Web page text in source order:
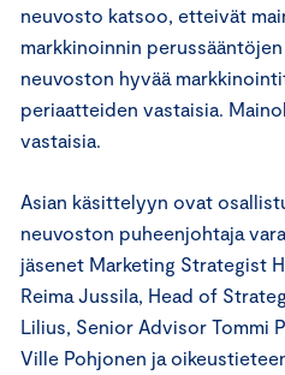
neuvosto katsoo, etteivät
markkinoinnin
neuvoston hyvää
periaatteiden vastaisia.
vastaisia.
Asian käsittelyyn ovat
neuvoston puheenjohtaja
jäsenet Marketing Strategist
Reima Jussila, Head of
Lilius, Senior Advisor Tommi
Ville Pohjonen ja